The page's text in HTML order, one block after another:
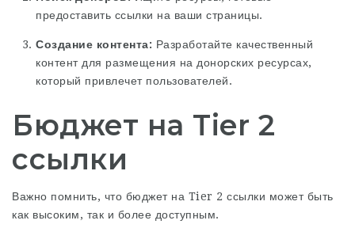
предоставить ссылки на ваши страницы.
Создание контента: Разработайте качественный
контент для размещения на донорских ресурсах,
который привлечет пользователей.
Бюджет на Tier 2
ссылки
Важно помнить, что бюджет на Tier 2 ссылки может быть
как высоким, так и более доступным.